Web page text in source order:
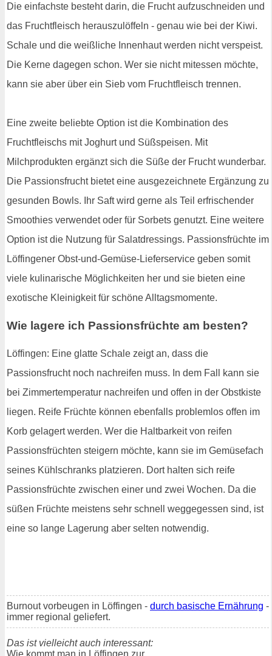
Die einfachste besteht darin, die Frucht aufzuschneiden und
das Fruchtfleisch herauszulöffeln - genau wie bei der Kiwi.
Schale und die weißliche Innenhaut werden nicht verspeist.
Die Kerne dagegen schon. Wer sie nicht mitessen möchte,
kann sie aber über ein Sieb vom Fruchtfleisch trennen.
Eine zweite beliebte Option ist die Kombination des
Fruchtfleischs mit Joghurt und Süßspeisen. Mit
Milchprodukten ergänzt sich die Süße der Frucht wunderbar.
Die Passionsfrucht bietet eine ausgezeichnete Ergänzung zu
gesunden Bowls. Ihr Saft wird gerne als Teil erfrischender
Smoothies verwendet oder für Sorbets genutzt. Eine weitere
Option ist die Nutzung für Salatdressings. Passionsfrüchte im
Löffingener Obst-und-Gemüse-Lieferservice geben somit
viele kulinarische Möglichkeiten her und sie bieten eine
exotische Kleinigkeit für schöne Alltagsmomente.
Wie lagere ich Passionsfrüchte am besten?
Löffingen: Eine glatte Schale zeigt an, dass die
Passionsfrucht noch nachreifen muss. In dem Fall kann sie
bei Zimmertemperatur nachreifen und offen in der Obstkiste
liegen. Reife Früchte können ebenfalls problemlos offen im
Korb gelagert werden. Wer die Haltbarkeit von reifen
Passionsfrüchten steigern möchte, kann sie im Gemüsefach
seines Kühlschranks platzieren. Dort halten sich reife
Passionsfrüchte zwischen einer und zwei Wochen. Da die
süßen Früchte meistens sehr schnell weggegessen sind, ist
eine so lange Lagerung aber selten notwendig.
Burnout vorbeugen in Löffingen - durch basische Ernährung -
immer regional geliefert.
Das ist vielleicht auch interessant:
Wie kommt man in Löffingen zur